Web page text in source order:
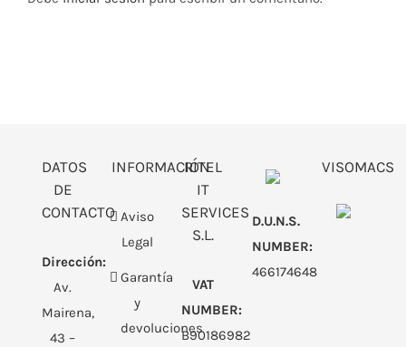
DATOS
DE
CONTACTO
Dirección:
Av.
Mairena,
43 –
INFORMACIÓN
Aviso
Legal
Garantía
y
devoluciones
RITEL
IT
SERVICES
S.L.
VAT
NUMBER:
B90186982
D.U.N.S.
NUMBER:
466174648
VISOMACS